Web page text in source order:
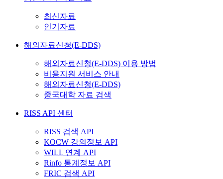
최신자료
인기자료
해외자료신청(E-DDS)
해외자료신청(E-DDS) 이용 방법
비용지원 서비스 안내
해외자료신청(E-DDS)
중국대학 자료 검색
RISS API 센터
RISS 검색 API
KOCW 강의정보 API
WILL 연계 API
Rinfo 통계정보 API
FRIC 검색 API